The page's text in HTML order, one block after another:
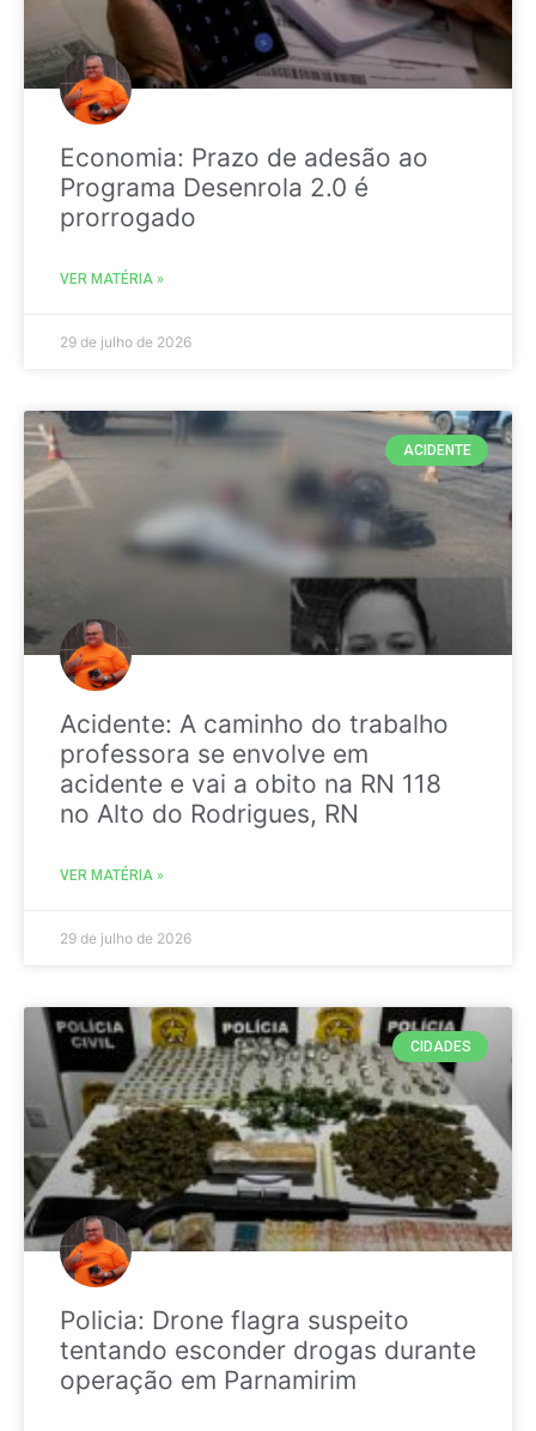
Economia: Prazo de adesão ao
Programa Desenrola 2.0 é
prorrogado
VER MATÉRIA »
29 de julho de 2026
ACIDENTE
Acidente: A caminho do trabalho
professora se envolve em
acidente e vai a obito na RN 118
no Alto do Rodrigues, RN
VER MATÉRIA »
29 de julho de 2026
CIDADES
Policia: Drone flagra suspeito
tentando esconder drogas durante
operação em Parnamirim